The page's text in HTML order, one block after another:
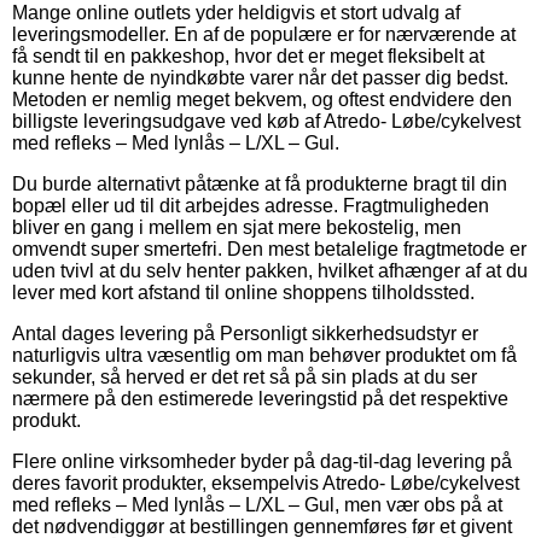
Mange online outlets yder heldigvis et stort udvalg af
leveringsmodeller. En af de populære er for nærværende at
få sendt til en pakkeshop, hvor det er meget fleksibelt at
kunne hente de nyindkøbte varer når det passer dig bedst.
Metoden er nemlig meget bekvem, og oftest endvidere den
billigste leveringsudgave ved køb af Atredo- Løbe/cykelvest
med refleks – Med lynlås – L/XL – Gul.
Du burde alternativt påtænke at få produkterne bragt til din
bopæl eller ud til dit arbejdes adresse. Fragtmuligheden
bliver en gang i mellem en sjat mere bekostelig, men
omvendt super smertefri. Den mest betalelige fragtmetode er
uden tvivl at du selv henter pakken, hvilket afhænger af at du
lever med kort afstand til online shoppens tilholdssted.
Antal dages levering på Personligt sikkerhedsudstyr er
naturligvis ultra væsentlig om man behøver produktet om få
sekunder, så herved er det ret så på sin plads at du ser
nærmere på den estimerede leveringstid på det respektive
produkt.
Flere online virksomheder byder på dag-til-dag levering på
deres favorit produkter, eksempelvis Atredo- Løbe/cykelvest
med refleks – Med lynlås – L/XL – Gul, men vær obs på at
det nødvendiggør at bestillingen gennemføres før et givent